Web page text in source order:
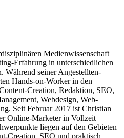
Medienwissenschaft
Erfahrung in unterschiedlichen
Während seiner Angestellten-
Hands-on-Worker in den
Creation, Redaktion, SEO,
Webdesign, Web-
Seit Februar 2017 ist Christian
Online-Marketer in Vollzeit
liegen auf den Gebieten
Creation, SEO und praktisch